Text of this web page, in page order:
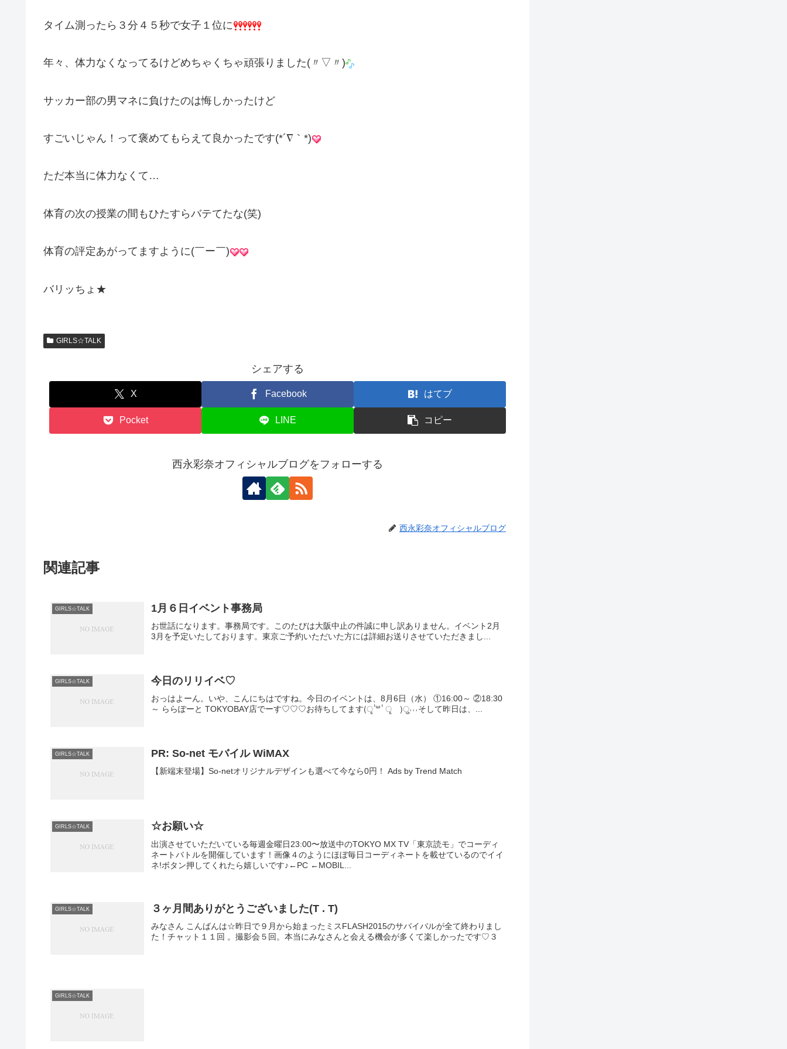
タイム測ったら３分４５秒で女子１位に
年々、体力なくなってるけどめちゃくちゃ頑張りました(〃▽〃)
サッカー部の男マネに負けたのは悔しかったけど
すごいじゃん！って褒めてもらえて良かったです(*´∇｀*)
ただ本当に体力なくて…
体育の次の授業の間もひたすらバテてたな(笑)
体育の評定あがってますように(￣ー￣)
バリッちょ★
GIRLS☆TALK
シェアする
X Facebook はてブ
Pocket LINE コピー
西永彩奈オフィシャルブログをフォローする
西永彩奈オフィシャルブログ
関連記事
GIRLS☆TALK 1月６日イベント事務局
お世話になります。事務局です。このたびは大阪中止の件誠に申し訳ありません。イベント2月
3月を予定いたしております。東京ご予約いただいた方には詳細お送りさせていただきまし...
GIRLS☆TALK 今日のリリイベ♡
おっはよーん。いや、こんにちはですね。今日のイベントは、8月6日（水） ①16:00～ ②18:30
～ ららぽーと TOKYOBAY店でーす♡♡♡お待ちしてます(ृ ॑꒳ ॑ ृ )ु˒˒˒そして昨日は、...
GIRLS☆TALK PR: So-net モバイル WiMAX
【新端末登場】So-netオリジナルデザインも選べて今なら0円！ Ads by Trend Match
GIRLS☆TALK ☆お願い☆
出演させていただいている毎週金曜日23:00〜放送中のTOKYO MX TV「東京読モ」でコーディ
ネートバトルを開催しています！画像４のようにほぼ毎日コーディネートを載せているのでイイ
ネ!ボタン押してくれたら嬉しいです♪←PC ←MOBIL...
GIRLS☆TALK ３ヶ月間ありがとうございました(T . T)
みなさん こんばんは☆昨日で９月から始まったミスFLASH2015のサバイバルが全て終わりまし
た！チャット１１回 。撮影会５回。本当にみなさんと会える機会が多くて楽しかったです♡３
GIRLS☆TALK